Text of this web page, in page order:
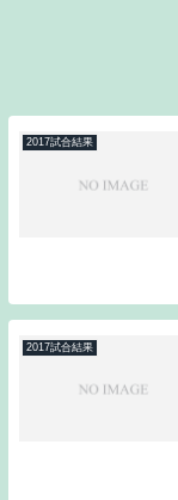
2017試合結果
2017試合結果